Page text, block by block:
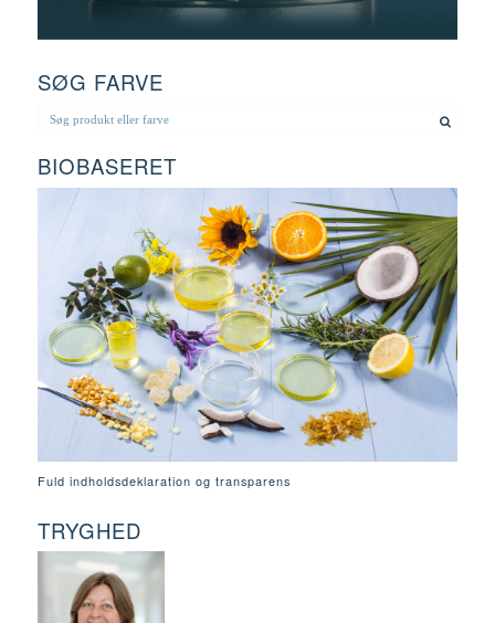
SØG FARVE
BIOBASERET
Fuld indholdsdeklaration og transparens
TRYGHED